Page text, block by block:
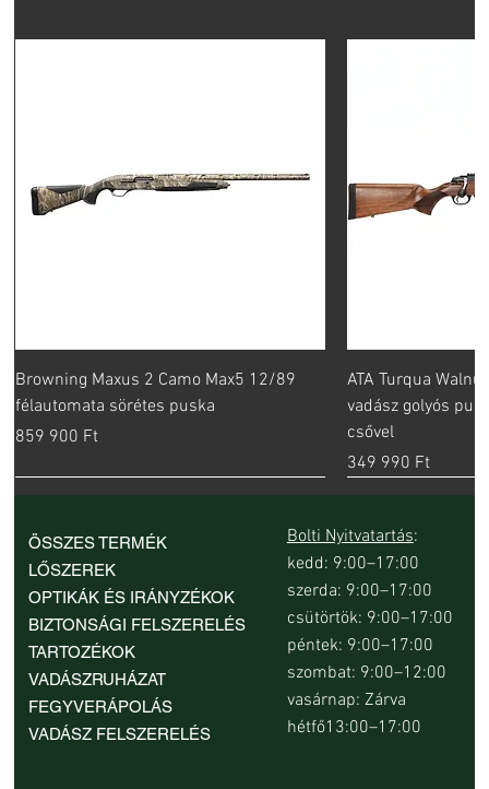
Browning Maxus 2 Camo Max5 12/89
félautomata sörétes puska
Ár
859 900 Ft
ATA Turqua
vadász golyós
csővel
Ár
349 990 Ft
ÖSSZES TERMÉK
LŐSZEREK
OPTIKÁK ÉS IRÁNYZÉKOK
BIZTONSÁGI FELSZERELÉS
TARTOZÉKOK
VADÁSZRUHÁZAT
FEGYVERÁPOLÁS
VADÁSZ FELSZERELÉS
Bolti Nyitvatartás:
kedd: 9:00–17:00
szerda: 9:00–17:00
csütörtök: 9:00–17:00
péntek: 9:00–17:00
szombat: 9:00–12:00
vasárnap: Zárva
hétfő13:00–17:00